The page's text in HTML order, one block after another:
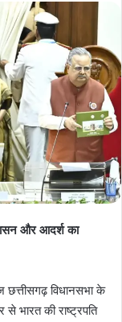
और आदर्श का
विधानसभा के
भारत की राष्ट्रपति